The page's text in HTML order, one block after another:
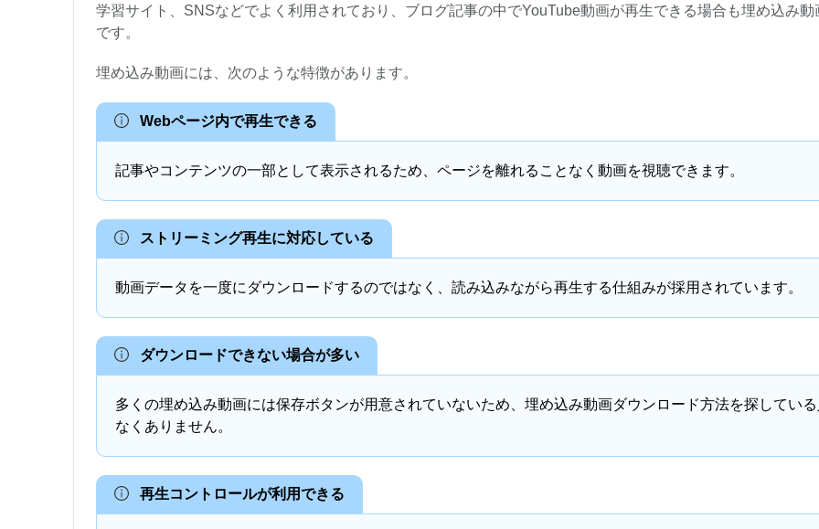
学習サイト、SNSなどでよく利用されており、ブログ記事の中でYouTube動画が再生できる場合も埋め込み動
です。
埋め込み動画には、次のような特徴があります。
Webページ内で再生できる
記事やコンテンツの一部として表示されるため、ページを離れることなく動画を視聴できます。
ストリーミング再生に対応している
動画データを一度にダウンロードするのではなく、読み込みながら再生する仕組みが採用されています。
ダウンロードできない場合が多い
多くの埋め込み動画には保存ボタンが用意されていないため、埋め込み動画ダウンロード方法を探してい
なくありません。
再生コントロールが利用できる